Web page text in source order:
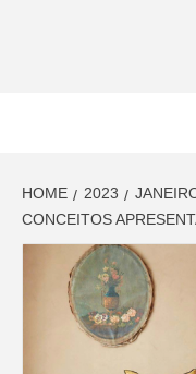
HOME 2023
CONCEITOS